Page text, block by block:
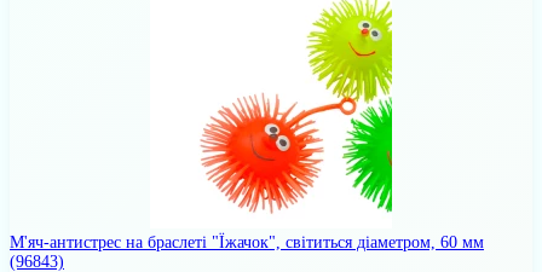
М'яч-антистрес на браслеті "Їжачок", світиться діаметром, 60 мм
(96843)